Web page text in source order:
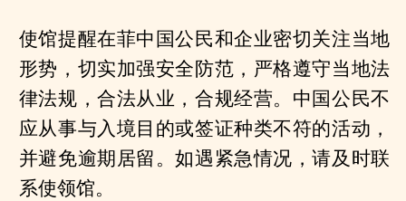
使馆提醒在菲中国公民和企业密切关注当地
形势，切实加强安全防范，严格遵守当地法
律法规，合法从业，合规经营。中国公民不
应从事与入境目的或签证种类不符的活动，
并避免逾期居留。如遇紧急情况，请及时联
系使领馆。